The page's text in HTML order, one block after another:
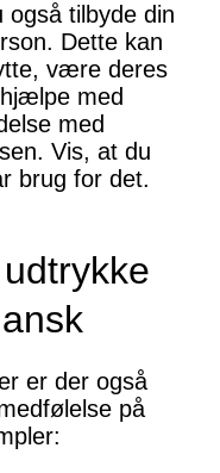
også tilbyde din
Dette kan
være deres
med
med
Vis, at du
brug for det.
er der også
på